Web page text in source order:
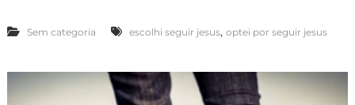
Sem categoria escolhi seguir jesus, optei por seguir jesus